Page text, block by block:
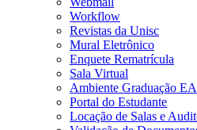
Workflow
Revistas da Unisc
Mural Eletrônico
Enquete Rematrícula
Sala Virtual
Ambiente Graduação
Portal do Estudante
Locação de Salas e